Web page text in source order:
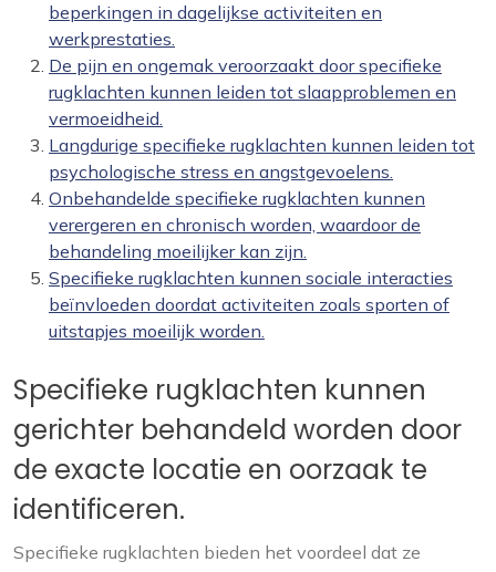
beperkingen in dagelijkse activiteiten en
werkprestaties.
De pijn en ongemak veroorzaakt door specifieke
rugklachten kunnen leiden tot slaapproblemen en
vermoeidheid.
Langdurige specifieke rugklachten kunnen leiden tot
psychologische stress en angstgevoelens.
Onbehandelde specifieke rugklachten kunnen
verergeren en chronisch worden, waardoor de
behandeling moeilijker kan zijn.
Specifieke rugklachten kunnen sociale interacties
beïnvloeden doordat activiteiten zoals sporten of
uitstapjes moeilijk worden.
Specifieke rugklachten kunnen
gerichter behandeld worden door
de exacte locatie en oorzaak te
identificeren.
Specifieke rugklachten bieden het voordeel dat ze